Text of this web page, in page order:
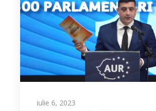
iulie 6, 2023